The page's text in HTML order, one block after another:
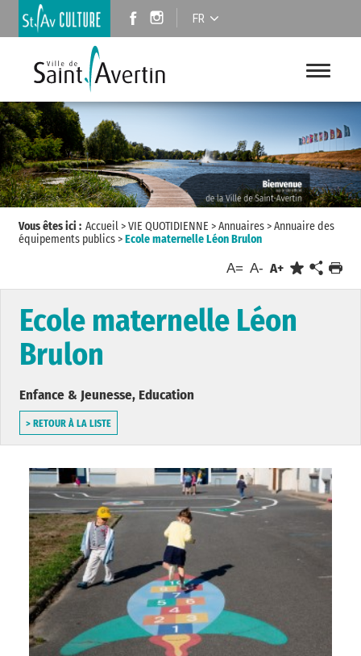
FR
Vous êtes ici : Accueil>VIE QUOTIDIENNE >Annuaires>Annuaire des
équipements publics>Ecole maternelle Léon Brulon
A= A- A+
Ecole maternelle Léon
Brulon
Enfance & Jeunesse, Education
> RETOUR À LA LISTE